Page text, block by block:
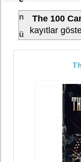
n
ü
The 100
kayıtlar